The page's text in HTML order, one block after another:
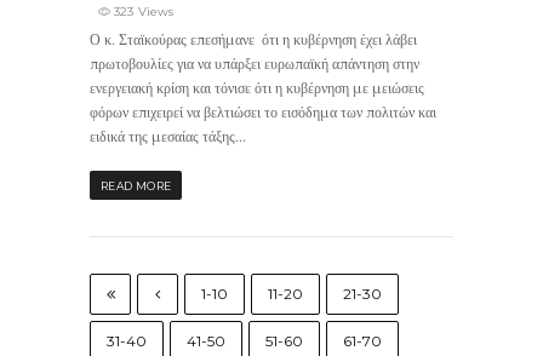
323 Views
Ο κ. Σταϊκούρας επεσήμανε ότι η κυβέρνηση έχει λάβει
πρωτοβουλίες για να υπάρξει ευρωπαϊκή απάντηση στην
ενεργειακή κρίση και τόνισε ότι η κυβέρνηση με μειώσεις
φόρων επιχειρεί να βελτιώσει το εισόδημα των πολιτών και
ειδικά της μεσαίας τάξης...
READ MORE
1-10 11-20 21-30
31-40 41-50 51-60 61-70